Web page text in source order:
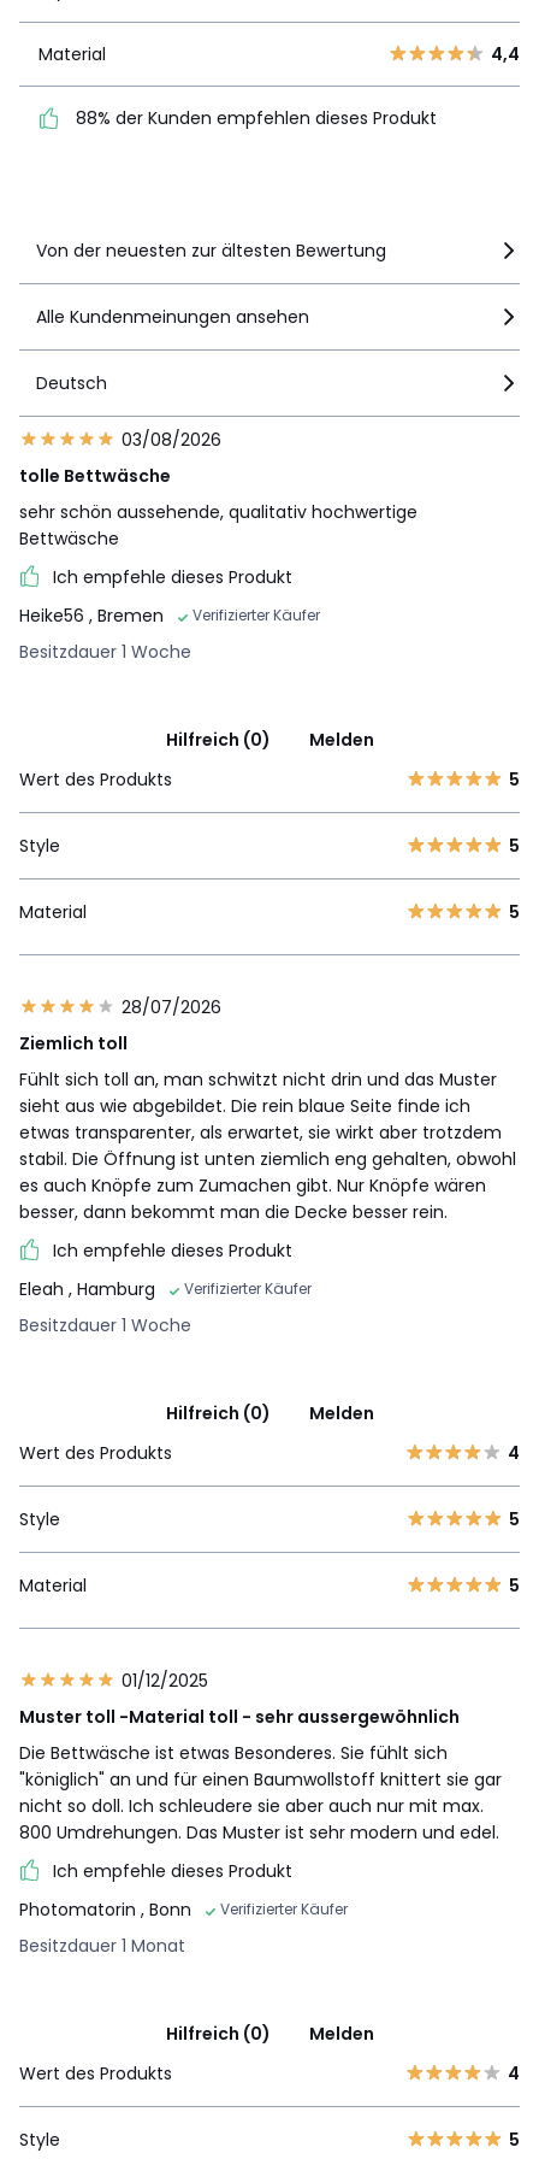
4,4
88% der Kunden
empfehlen dieses Produkt
Material 4,4
88% der Kunden empfehlen dieses Produkt
Von der neuesten zur ältesten Bewertung
Alle Kundenmeinungen ansehen
Deutsch
03/08/2026
tolle Bettwäsche
sehr schön aussehende, qualitativ hochwertige
Bettwäsche
Ich empfehle dieses Produkt
Heike56 , Bremen Verifizierter Käufer
Besitzdauer 1 Woche
Hilfreich (0)
Melden
Wert des Produkts
5
Style 5
Material 5
28/07/2026
Ziemlich toll
Fühlt sich toll an, man schwitzt nicht drin und das Muster
sieht aus wie abgebildet. Die rein blaue Seite finde ich
etwas transparenter, als erwartet, sie wirkt aber trotzdem
stabil. Die Öffnung ist unten ziemlich eng gehalten, obwohl
es auch Knöpfe zum Zumachen gibt. Nur Knöpfe wären
besser, dann bekommt man die Decke besser rein.
Ich empfehle dieses Produkt
Eleah , Hamburg Verifizierter Käufer
Besitzdauer 1 Woche
Hilfreich (0)
Melden
Wert des Produkts
4
Style 5
Material 5
01/12/2025
Muster toll -Material toll - sehr aussergewöhnlich
Die Bettwäsche ist etwas Besonderes. Sie fühlt sich
"königlich" an und für einen Baumwollstoff knittert sie gar
nicht so doll. Ich schleudere sie aber auch nur mit max.
800 Umdrehungen. Das Muster ist sehr modern und edel.
Ich empfehle dieses Produkt
Photomatorin , Bonn Verifizierter Käufer
Besitzdauer 1 Monat
Hilfreich (0)
Melden
Wert des Produkts
4
Style 5